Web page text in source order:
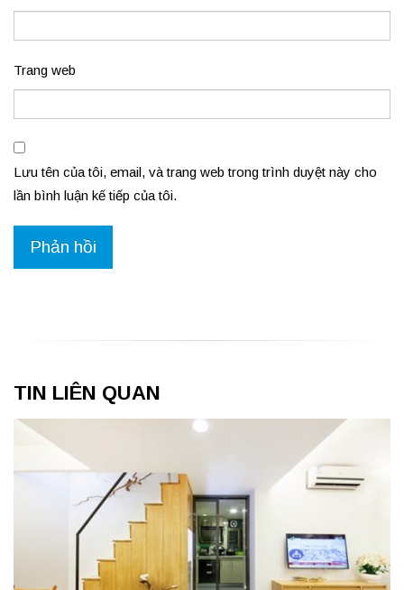
Trang web
Lưu tên của tôi, email, và trang web trong trình duyệt này cho
lần bình luận kế tiếp của tôi.
TIN LIÊN QUAN